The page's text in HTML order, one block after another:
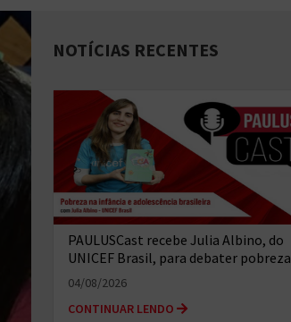
NOTÍCIAS RECENTES
PAULUSCast recebe Julia Albino, do
UNICEF Brasil, para debater pobreza
infantil multidimensional e o...
04/08/2026
CONTINUAR LENDO